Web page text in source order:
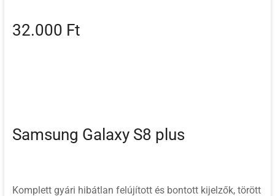
32.000 Ft
Samsung Galaxy S8 plus
Komplett gyári hibátlan felújított és bontott kijelzők, törött